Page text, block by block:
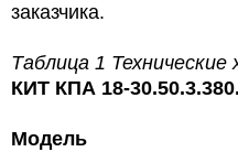
заказчика.
Таблица 1
КИТ КПА 18-
Модель